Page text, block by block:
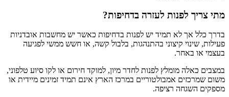
מתי צריך לפנות לעזרה בדחיפות?
בדרך כלל אך לא תמיד יש לפנות בדחיפות כאשר יש מחשבות אובדניות
פעילות, שינוי קיצוני בהתנהגות, בלבול קשה, או חשש ממשי לפגיעה
בעצמי או באחר.
במצבים כאלה מומלץ לפנות לחדר מיון, למוקד חירום או לקו סיוע טלפוני,
משום שמרכזים אמבולטוריים במרכז הארץ אינם תמיד זמינים מיידית או
מספקים השגחה רציפה.